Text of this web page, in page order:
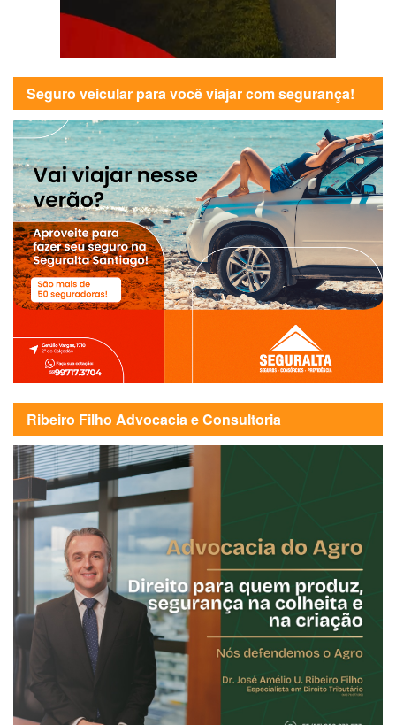
Seguro veicular para você viajar com segurança!
Ribeiro Filho Advocacia e Consultoria